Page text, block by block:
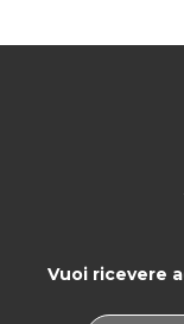
Vuoi ricevere